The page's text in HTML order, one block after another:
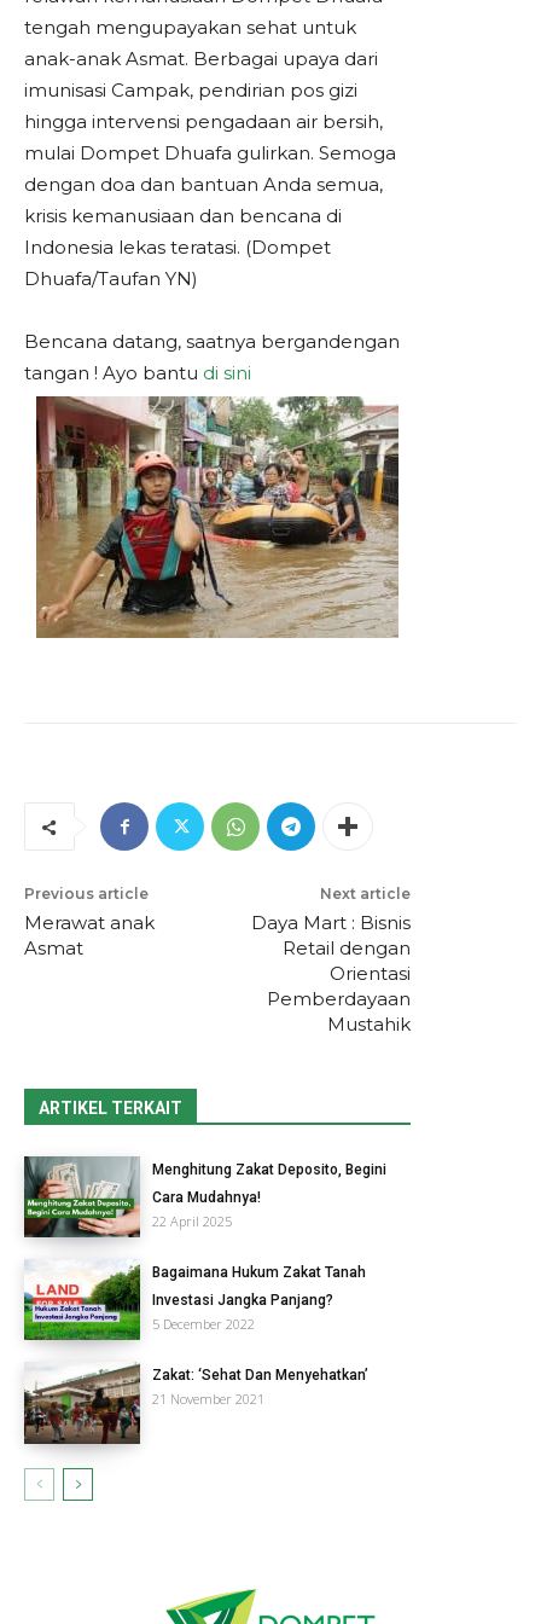
tengah mengupayakan sehat untuk
anak-anak Asmat. Berbagai upaya dari
imunisasi Campak, pendirian pos gizi
hingga intervensi pengadaan air bersih,
mulai Dompet Dhuafa gulirkan. Semoga
dengan doa dan bantuan Anda semua,
krisis kemanusiaan dan bencana di
Indonesia lekas teratasi. (Dompet
Dhuafa/Taufan YN)
Bencana datang, saatnya bergandengan
tangan ! Ayo bantu di sini
Previous article
Merawat anak
Asmat
Next article
Daya Mart : Bisnis
Retail dengan
Orientasi
Pemberdayaan
Mustahik
ARTIKEL TERKAIT
Menghitung Zakat Deposito, Begini
Cara Mudahnya!
22 April 2025
Bagaimana Hukum Zakat Tanah
Investasi Jangka Panjang?
5 December 2022
Zakat: ‘Sehat Dan Menyehatkan’
21 November 2021